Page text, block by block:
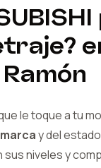
Ramón
le toque a tu
y del
niveles y